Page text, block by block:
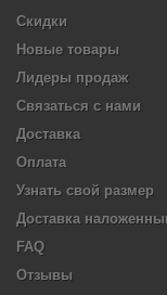
Скидки
Новые товары
Лидеры продаж
Связаться с нами
Доставка
Оплата
Узнать свой размер
Доставка
FAQ
Отзывы